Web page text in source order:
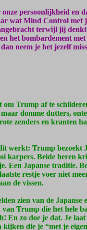
persoonlijkheid en
wat Mind Control met
terwijl jij denkt
het bombardement
neem je het jezelf
Trump af te
domme dutters,
zenders en kranten
werkt: Trump bezoekt
karpers. Beide heren
Een Japanse traditie.
restje voer niet
de vissen.
zien van de Japanse
Trump die het hele
En zo doe je dat. Je
die je “met je